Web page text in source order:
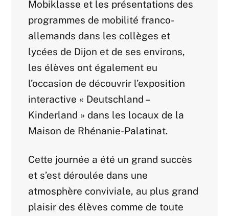
Mobiklasse et les présentations des
programmes de mobilité franco-
allemands dans les collèges et
lycées de Dijon et de ses environs,
les élèves ont également eu
l’occasion de découvrir l’exposition
interactive « Deutschland –
Kinderland » dans les locaux de la
Maison de Rhénanie-Palatinat.
Cette journée a été un grand succès
et s’est déroulée dans une
atmosphère conviviale, au plus grand
plaisir des élèves comme de toute